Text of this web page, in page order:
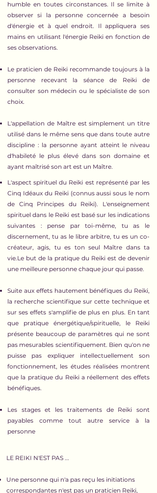
humble en toutes circonstances. Il se limite à
observer si la personne concernée a besoin
d'énergie et à quel endroit. Il appliquera ses
mains en utilisant l'énergie Reiki en fonction de
ses observations.
Le praticien de Reiki recommande toujours à la
personne recevant la séance de Reiki de
consulter son médecin ou le spécialiste de son
choix.
L'appellation de Maître est simplement un titre
utilisé dans le même sens que dans toute autre
discipline : la personne ayant atteint le niveau
d'habileté le plus élevé dans son domaine et
ayant maîtrisé son art est un Maître.
L'aspect spirituel du Reiki est représenté par les
Cinq Idéaux du Reiki (connus aussi sous le nom
de Cinq Principes du Reiki). L'enseignement
spirituel dans le Reiki est basé sur les indications
suivantes : pense par toi-même, tu as le
discernement, tu as le libre arbitre, tu es un co-
créateur, agis, tu es ton seul Maître dans ta
vie.Le but de la pratique du Reiki est de devenir
une meilleure personne chaque jour qui passe.
Suite aux effets hautement bénéfiques du Reiki,
la recherche scientifique sur cette technique et
sur ses effets s'amplifie de plus en plus. En tant
que pratique énergétique/spirituelle, le Reiki
présente beaucoup de paramètres qui ne sont
pas mesurables scientifiquement. Bien qu'on ne
puisse pas expliquer intellectuellement son
fonctionnement, les études réalisées montrent
que la pratique du Reiki a réellement des effets
bénéfiques.
Les stages et les traitements de Reiki sont
payables comme tout autre service à la
personne
LE REIKI N'EST PAS ...
Une personne qui n'a pas reçu les initiations
correspondantes n'est pas un praticien Reiki,